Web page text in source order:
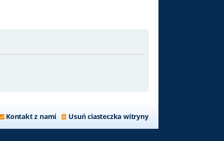
Usuń ciasteczka witryny
Kontakt z nami